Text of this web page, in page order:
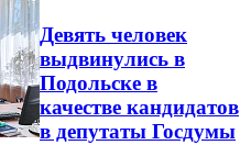
Девять человек
выдвинулись в
Подольске в
качестве кандидатов
в депутаты Госдумы